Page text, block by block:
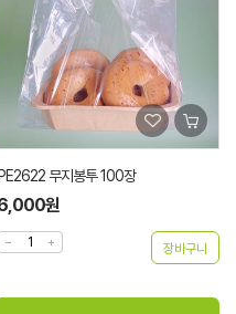
PE-데이지꽃봉투 3가지 사이즈 100장
13,600원